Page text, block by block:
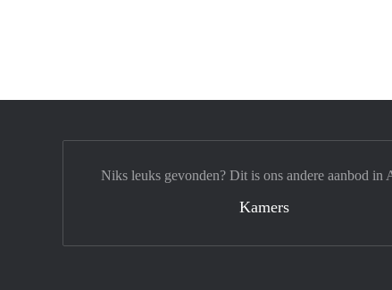
Niks leuks gevonden? Dit is ons andere aanbod in
Kamers